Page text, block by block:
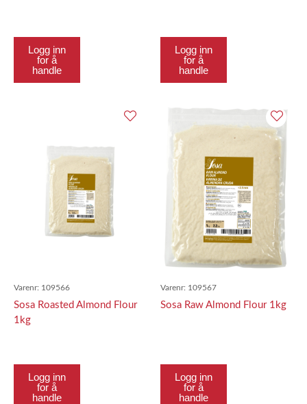
Logg inn
for å
handle
Logg inn
for å
handle
Varenr: 109566
Sosa Roasted Almond Flour
1kg
Logg inn
for å
handle
Varenr: 109567
Sosa Raw Almond Flour 1kg
Logg inn
for å
handle